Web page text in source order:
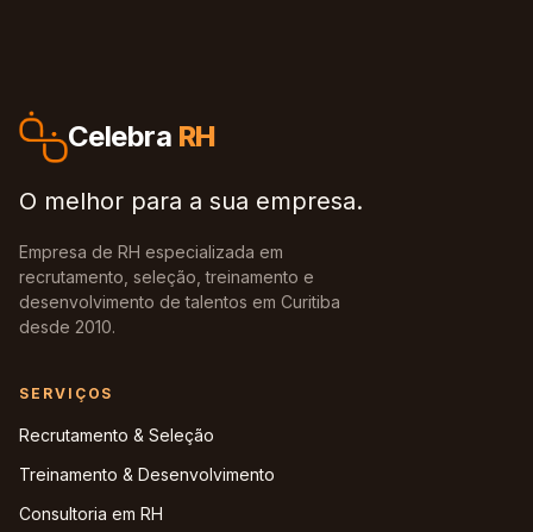
Celebra RH
O melhor para a sua empresa.
Empresa de RH especializada em
recrutamento, seleção, treinamento e
desenvolvimento de talentos em Curitiba
desde 2010.
SERVIÇOS
Recrutamento & Seleção
Treinamento & Desenvolvimento
Consultoria em RH